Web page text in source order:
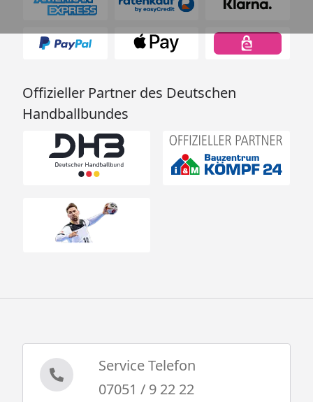
Offizieller Partner des Deutschen
Handballbundes
Service Telefon
07051 / 9 22 22